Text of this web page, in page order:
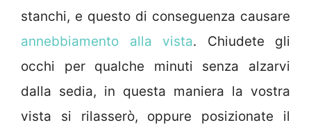
stanchi, e questo di conseguenza causare
annebbiamento alla vista. Chiudete gli
occhi per qualche minuti senza alzarvi
dalla sedia, in questa maniera la vostra
vista si rilasserò, oppure posizionate il